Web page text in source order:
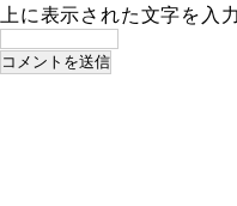
上に表示された文字を入